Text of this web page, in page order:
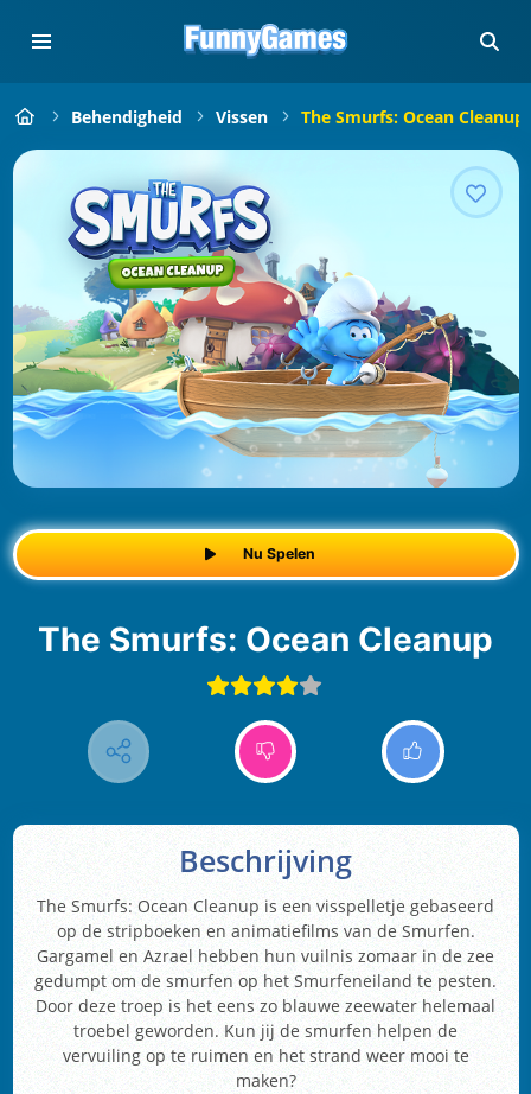
Behendigheid Vissen The Smurfs: Ocean Cleanup
Nu Spelen
The Smurfs: Ocean Cleanup
Beschrijving
The Smurfs: Ocean Cleanup is een visspelletje gebaseerd
op de stripboeken en animatiefilms van de Smurfen.
Gargamel en Azrael hebben hun vuilnis zomaar in de zee
gedumpt om de smurfen op het Smurfeneiland te pesten.
Door deze troep is het eens zo blauwe zeewater helemaal
troebel geworden. Kun jij de smurfen helpen de
vervuiling op te ruimen en het strand weer mooi te
maken?